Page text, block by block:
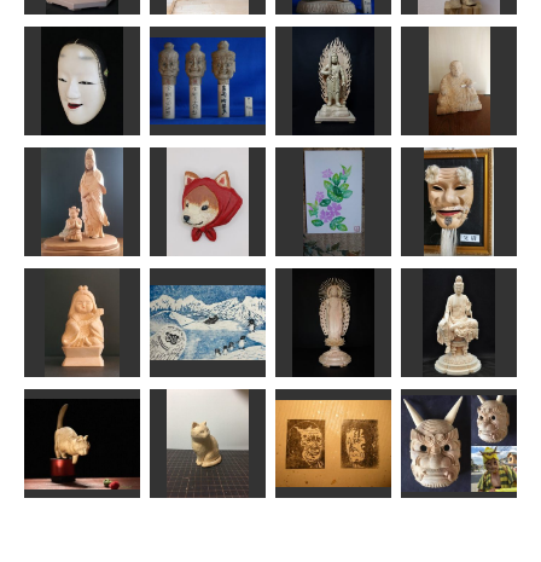
阿弥陀如来坐
像
ラッキー
干支 午
合之内麻呂
弥勒菩薩像
ta-chann
鉄人28号
孫次郎
msuganuma
仏頭 持国天
＆仁王
ta-chann
不動明王
まあちゃん
日蓮上人
アラン
善財童子と白
衣観音
N（エヌ）
柴ずきん
yuzuko
ツル桔梗
ふーちゃん
福の神
内藤 武宝
童弁財天
Issay
春がきたらい
いな
すずめようこ
阿弥陀如来立
像(浄土真宗）
まあちゃん
如意輪観音像
正念